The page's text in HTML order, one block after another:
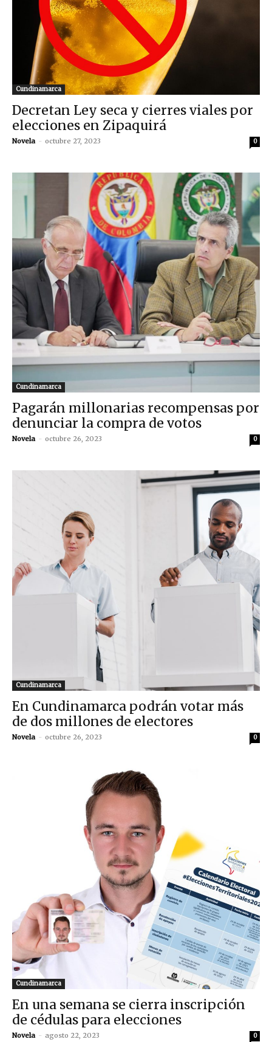
Cundinamarca
Decretan Ley seca y cierres viales por
elecciones en Zipaquirá
Novela - octubre 27, 2023 0
Cundinamarca
Pagarán millonarias recompensas por
denunciar la compra de votos
Novela - octubre 26, 2023 0
Cundinamarca
En Cundinamarca podrán votar más
de dos millones de electores
Novela - octubre 26, 2023 0
Cundinamarca
En una semana se cierra inscripción
de cédulas para elecciones
Novela - agosto 22, 2023 0